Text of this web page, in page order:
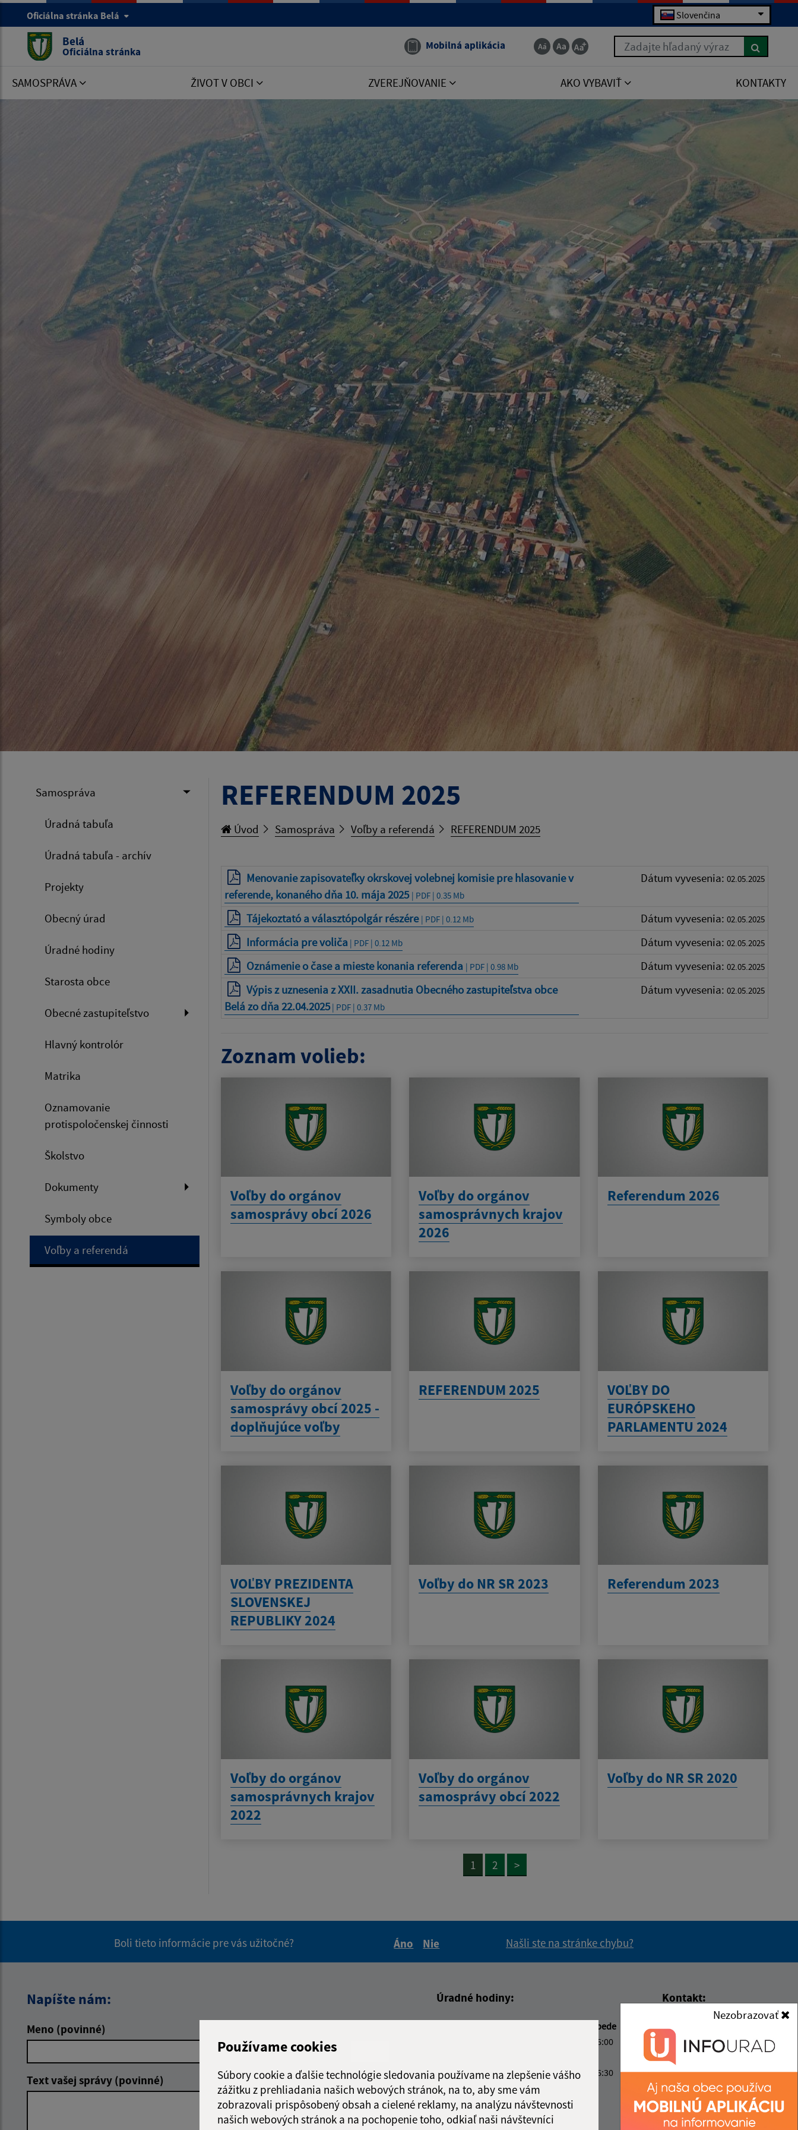
Používame cookies
Súbory cookie a ďalšie technológie sledovania používame na zlepšenie vášho
zážitku z prehliadania našich webových stránok, na to, aby sme vám
zobrazovali prispôsobený obsah a cielené reklamy, na analýzu návštevnosti
našich webových stránok a na pochopenie toho, odkiaľ naši návštevníci
Nezobrazovať
Oficiálna stránka Belá Slovenčina
Belá
Oficiálna stránka Mobilná aplikácia Zadajte hľadaný výraz
SAMOSPRÁVA ŽIVOT V OBCI ZVEREJŇOVANIE AKO VYBAVIŤ KONTAKTY
Samospráva
Úradná tabuľa
Úradná tabuľa - archív
Projekty
Obecný úrad
Úradné hodiny
Starosta obce
Obecné zastupiteľstvo
Hlavný kontrolór
Matrika
Oznamovanie
protispoločenskej činnosti
Školstvo
Dokumenty
Symboly obce
Voľby a referendá
REFERENDUM 2025
Úvod Samospráva Voľby a referendá REFERENDUM 2025
Menovanie zapisovateľky okrskovej volebnej komisie pre hlasovanie v
referende, konaného dňa 10. mája 2025 | PDF | 0.35 Mb
Dátum vyvesenia: 02.05.2025
Tájekoztató a választópolgár részére | PDF | 0.12 Mb Dátum vyvesenia: 02.05.2025
Informácia pre voliča | PDF | 0.12 Mb Dátum vyvesenia: 02.05.2025
Oznámenie o čase a mieste konania referenda | PDF | 0.98 Mb Dátum vyvesenia: 02.05.2025
Výpis z uznesenia z XXII. zasadnutia Obecného zastupiteľstva obce
Belá zo dňa 22.04.2025| PDF | 0.37 Mb
Dátum vyvesenia: 02.05.2025
Zoznam volieb:
Voľby do orgánov
samosprávy obcí 2026
Voľby do orgánov
samosprávnych krajov
2026
Referendum 2026
Voľby do orgánov
samosprávy obcí 2025 -
doplňujúce voľby
REFERENDUM 2025
VOĽBY DO
EURÓPSKEHO
PARLAMENTU 2024
VOĽBY PREZIDENTA
SLOVENSKEJ
REPUBLIKY 2024
Voľby do NR SR 2023 Referendum 2023
Voľby do orgánov
samosprávnych krajov
2022
Voľby do orgánov
samosprávy obcí 2022
Voľby do NR SR 2020
1 2 >
Boli tieto informácie pre vás užitočné?
Áno
Nie
Našli ste na stránke chybu?
Napíšte nám:
Meno (povinné)
Text vašej správy (povinné)
Úradné hodiny:
Čas poobede
13:00 - 16:00
Streda:
08:00 - 12:00
13:00 - 16:30
Štvrtok:
nestránkový deň
Piatok:
08:00 - 12:00
Kontakt:
Obecný úrad Belá
Belá 32
943 53 Ľubá
+421 36 7586 111
IČO: 00308781